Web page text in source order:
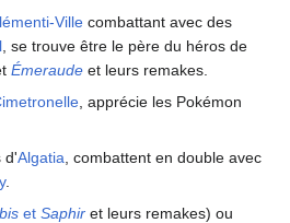
Ville combattant avec des
, se trouve être le père du héros de
Émeraude et leurs remakes.
, apprécie les Pokémon
d'Algatia , combattent en double avec
.
et Saphir et leurs remakes) ou